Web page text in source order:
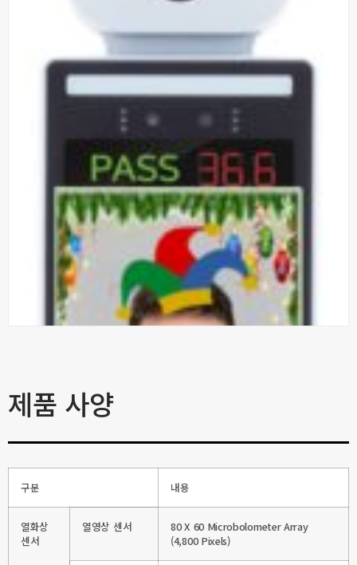
제품 사양
구분 내용
열화상
센서
열영상 센서
80 X 60 Microbolometer Array
(4,800 Pixels)